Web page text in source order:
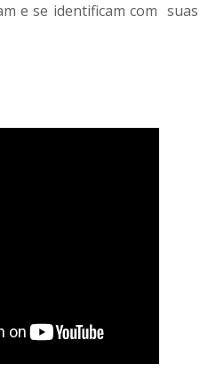
e se identificam com suas